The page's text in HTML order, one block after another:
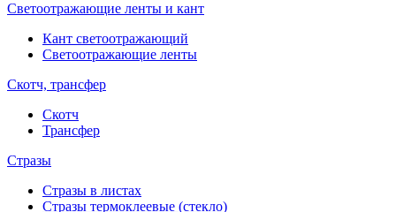
Светоотражающие ленты и кант
Кант светоотражающий
Светоотражающие ленты
Скотч, трансфер
Скотч
Трансфер
Стразы
Стразы в листах
Стразы термоклеевые (стекло)